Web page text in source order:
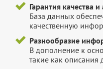
Гарантия качества
База данных
качественную
Разнообразие
В дополнение к
такие как описания